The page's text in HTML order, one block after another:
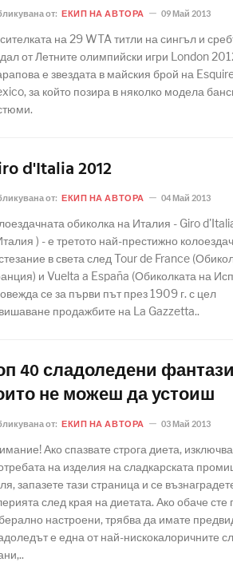
от: ЕКИП НА АВТОРА 09 Май 2013
на 29 WTA титли на сингъл и
от Летните олимпийски игри London
е звездата в майския брой на
за който позира в няколко модела
d'Italia 2012
от: ЕКИП НА АВТОРА 04 Май 2013
обиколка на Италия - Giro
) - е третото най-престижно
в света след Tour de France
и Vuelta a España (Обиколката на
се за първи път през 1909 г. с цел
продажбите на La Gazzetta..
40 сладоледени
не можеш да устоиш
от: ЕКИП НА АВТОРА 03 Май 2013
Ако спазвате строга диета,
на изделия на сладкарската
запазете тази страница и се
след края на диетата. Ако обаче сте
настроени, трябва да имате
е една от най-нискокалоричните